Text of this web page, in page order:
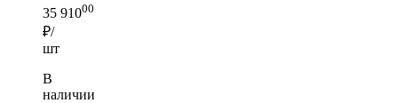
35 91000
₽/
шт
В
наличии